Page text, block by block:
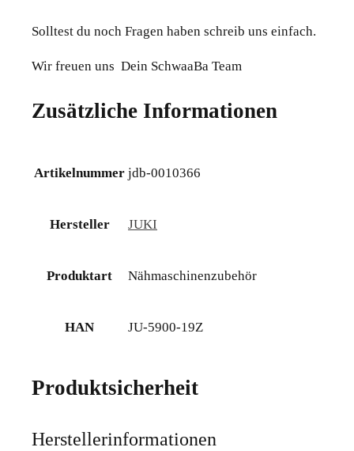
Solltest du noch Fragen haben schreib uns einfach.
Wir freuen uns Dein SchwaaBa Team
Zusätzliche Informationen
Artikelnummer jdb-0010366
Hersteller JUKI
Produktart Nähmaschinenzubehör
HAN JU-5900-19Z
Produktsicherheit
Herstellerinformationen